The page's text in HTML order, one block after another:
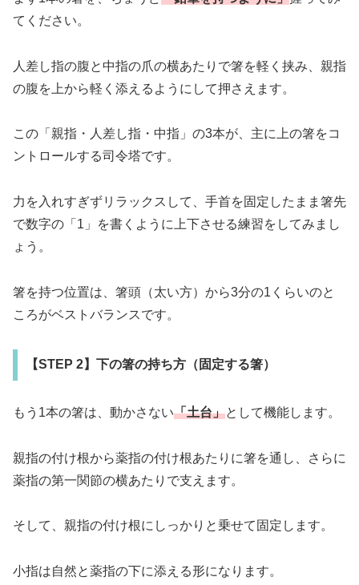
てください。
人差し指の腹と中指の爪の横あたりで箸を軽く挟み、親指
の腹を上から軽く添えるようにして押さえます。
この「親指・人差し指・中指」の3本が、主に上の箸をコ
ントロールする司令塔です。
力を入れすぎずリラックスして、手首を固定したまま箸先
で数字の「1」を書くように上下させる練習をしてみまし
ょう。
箸を持つ位置は、箸頭（太い方）から3分の1くらいのと
ころがベストバランスです。
【STEP 2】下の箸の持ち方（固定する箸）
もう1本の箸は、動かさない「土台」として機能します。
親指の付け根から薬指の付け根あたりに箸を通し、さらに
薬指の第一関節の横あたりで支えます。
そして、親指の付け根にしっかりと乗せて固定します。
小指は自然と薬指の下に添える形になります。